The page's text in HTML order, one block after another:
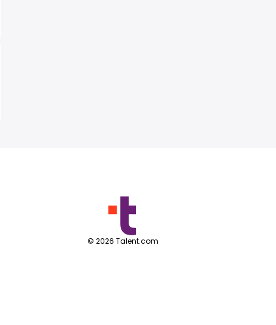
© 2026 Talent.com